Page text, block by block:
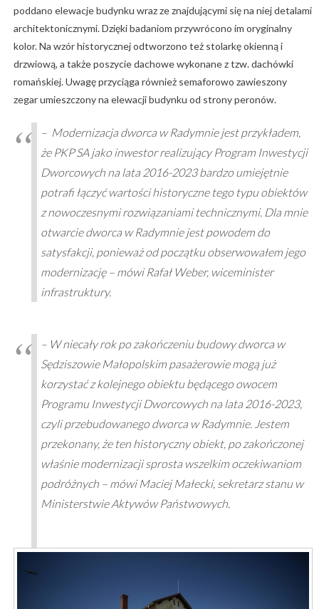
poddano elewacje budynku wraz ze znajdującymi się na niej detalami
architektonicznymi. Dzięki badaniom przywrócono im oryginalny
kolor. Na wzór historycznej odtworzono też stolarkę okienną i
drzwiową, a także poszycie dachowe wykonane z tzw. dachówki
romańskiej. Uwagę przyciąga również semaforowo zawieszony
zegar umieszczony na elewacji budynku od strony peronów.
– Modernizacja dworca w Radymnie jest przykładem,
że PKP SA jako inwestor realizujący Program Inwestycji
Dworcowych na lata 2016-2023 bardzo umiejętnie
potrafi łączyć wartości historyczne tego typu obiektów
z nowoczesnymi rozwiązaniami technicznymi. Dla mnie
otwarcie dworca w Radymnie jest powodem do
satysfakcji, ponieważ od początku obserwowałem jego
modernizację – mówi Rafał Weber, wiceminister
infrastruktury.
– W niecały rok po zakończeniu budowy dworca w
Sędziszowie Małopolskim pasażerowie mogą już
korzystać z kolejnego obiektu będącego owocem
Programu Inwestycji Dworcowych na lata 2016-2023,
czyli przebudowanego dworca w Radymnie. Jestem
przekonany, że ten historyczny obiekt, po zakończonej
właśnie modernizacji sprosta wszelkim oczekiwaniom
podróżnych – mówi Maciej Małecki, sekretarz stanu w
Ministerstwie Aktywów Państwowych.